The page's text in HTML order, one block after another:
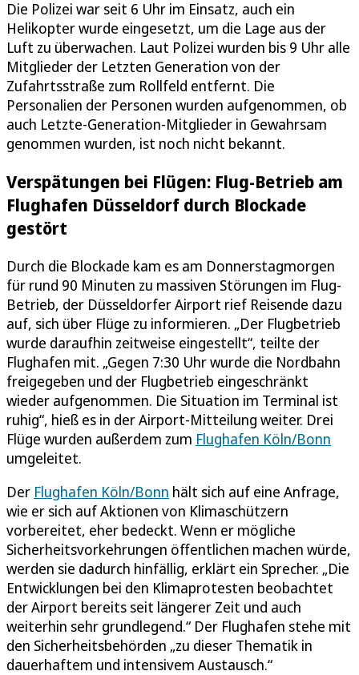
Die Polizei war seit 6 Uhr im Einsatz, auch ein
Helikopter wurde eingesetzt, um die Lage aus der
Luft zu überwachen. Laut Polizei wurden bis 9 Uhr alle
Mitglieder der Letzten Generation von der
Zufahrtsstraße zum Rollfeld entfernt. Die
Personalien der Personen wurden aufgenommen, ob
auch Letzte-Generation-Mitglieder in Gewahrsam
genommen wurden, ist noch nicht bekannt.
Verspätungen bei Flügen: Flug-Betrieb am
Flughafen Düsseldorf durch Blockade
gestört
Durch die Blockade kam es am Donnerstagmorgen
für rund 90 Minuten zu massiven Störungen im Flug-
Betrieb, der Düsseldorfer Airport rief Reisende dazu
auf, sich über Flüge zu informieren. „Der Flugbetrieb
wurde daraufhin zeitweise eingestellt“, teilte der
Flughafen mit. „Gegen 7:30 Uhr wurde die Nordbahn
freigegeben und der Flugbetrieb eingeschränkt
wieder aufgenommen. Die Situation im Terminal ist
ruhig“, hieß es in der Airport-Mitteilung weiter. Drei
Flüge wurden außerdem zum Flughafen Köln/Bonn
umgeleitet.
Der Flughafen Köln/Bonn hält sich auf eine Anfrage,
wie er sich auf Aktionen von Klimaschützern
vorbereitet, eher bedeckt. Wenn er mögliche
Sicherheitsvorkehrungen öffentlichen machen würde,
werden sie dadurch hinfällig, erklärt ein Sprecher. „Die
Entwicklungen bei den Klimaprotesten beobachtet
der Airport bereits seit längerer Zeit und auch
weiterhin sehr grundlegend.“ Der Flughafen stehe mit
den Sicherheitsbehörden „zu dieser Thematik in
dauerhaftem und intensivem Austausch.“